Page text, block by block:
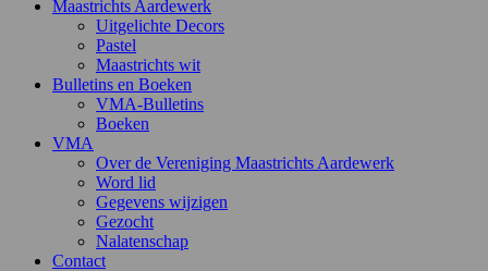
Maastrichts Aardewerk
Uitgelichte Decors
Pastel
Maastrichts wit
Bulletins en Boeken
VMA-Bulletins
Boeken
VMA
Over de Vereniging Maastrichts Aardewerk
Word lid
Gegevens wijzigen
Gezocht
Nalatenschap
Contact